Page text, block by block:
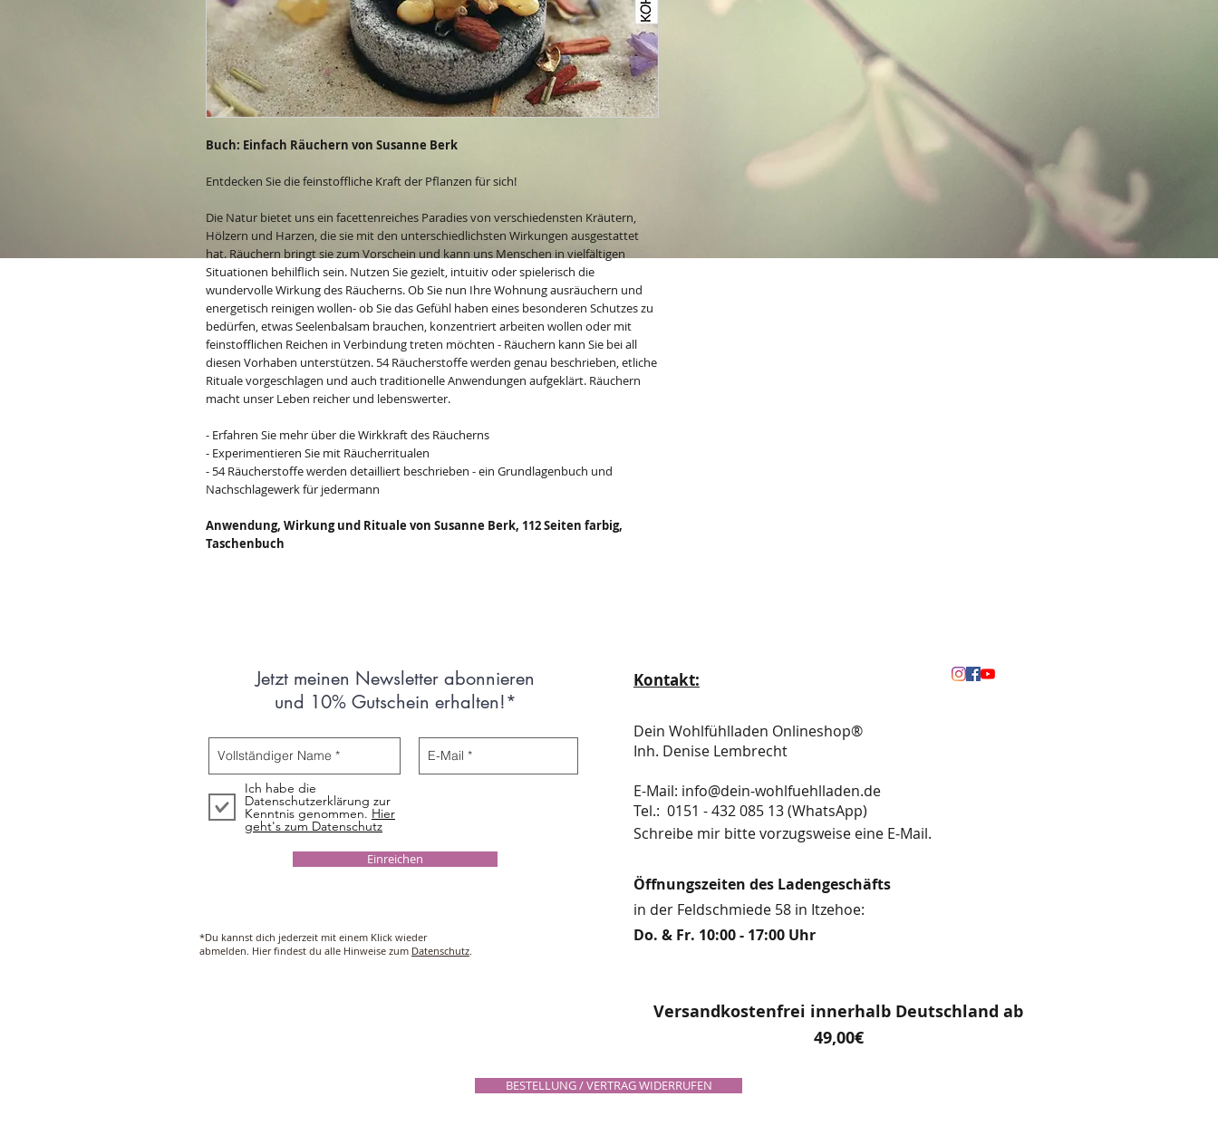
Buch: Einfach Räuchern von Susanne Berk
Entdecken Sie die feinstoffliche Kraft der Pflanzen für sich!
Die Natur bietet uns ein facettenreiches Paradies von verschiedensten Kräutern,
Hölzern und Harzen, die sie mit den unterschiedlichsten Wirkungen ausgestattet
hat. Räuchern bringt sie zum Vorschein und kann uns Menschen in vielfältigen
Situationen behilflich sein. Nutzen Sie gezielt, intuitiv oder spielerisch die
wundervolle Wirkung des Räucherns. Ob Sie nun Ihre Wohnung ausräuchern und
energetisch reinigen wollen- ob Sie das Gefühl haben eines besonderen Schutzes zu
bedürfen, etwas Seelenbalsam brauchen, konzentriert arbeiten wollen oder mit
feinstofflichen Reichen in Verbindung treten möchten - Räuchern kann Sie bei all
diesen Vorhaben unterstützen. 54 Räucherstoffe werden genau beschrieben, etliche
Rituale vorgeschlagen und auch traditionelle Anwendungen aufgeklärt. Räuchern
macht unser Leben reicher und lebenswerter.
- Erfahren Sie mehr über die Wirkkraft des Räucherns
- Experimentieren Sie mit Räucherritualen
- 54 Räucherstoffe werden detailliert beschrieben - ein Grundlagenbuch und
Nachschlagewerk für jedermann
Anwendung, Wirkung und Rituale von Susanne Berk, 112 Seiten farbig,
Taschenbuch
Jetzt meinen Newsletter abonnieren
und 10% Gutschein erhalten!*
Ich habe die
Datenschutzerklärung zur
Kenntnis genommen. Hier
geht's zum Datenschutz
Einreichen
*Du kannst dich jederzeit mit einem Klick wieder
abmelden. Hier findest du alle Hinweise zum Datenschutz.
Kontakt:
Dein Wohlfühlladen Onlineshop®
Inh. Denise Lembrecht
E-Mail: info@dein-wohlfuehlladen.de
​​​​​​​​​​​​​​​​​​​​Tel.: 0151 - 432 085 13 (WhatsApp)
Schreibe mir bitte vorzugsweise eine E-Mail.
Öffnungszeiten des Ladengeschäfts
in der Feldschmiede 58 in Itzehoe:
Do. & Fr. 10:00 - 17:00 Uhr
Versandkostenfrei innerhalb Deutschland ab
49,00€
BESTELLUNG / VERTRAG WIDERRUFEN